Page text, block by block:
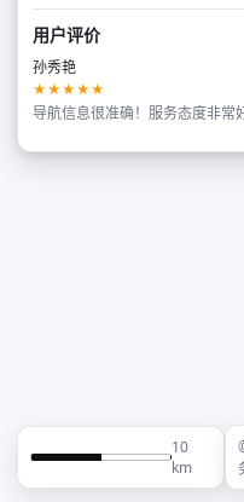
用户评价
孙秀艳
★★★★★
导航信息很准确！服务态度非常
10
km